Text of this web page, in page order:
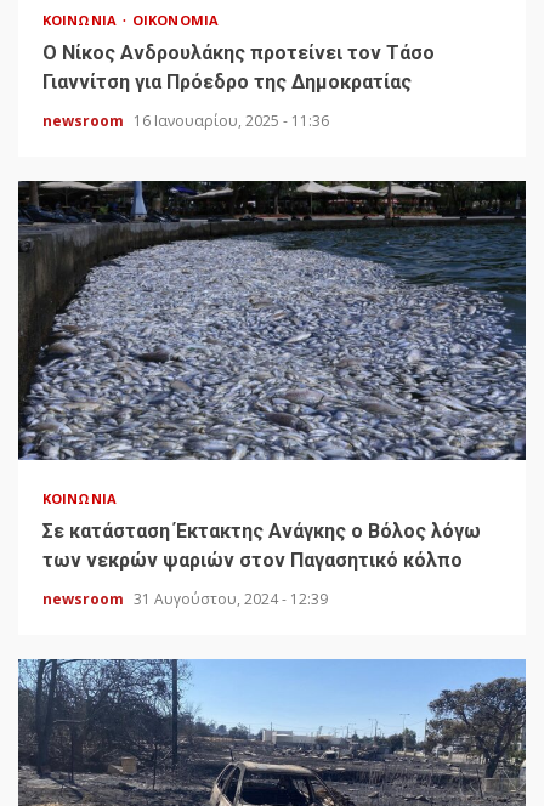
ΚΟΙΝΩΝΊΑ ΟΙΚΟΝΟΜΊΑ
Ο Νίκος Ανδρουλάκης προτείνει τον Τάσο
Γιαννίτση για Πρόεδρο της Δημοκρατίας
newsroom 16 Ιανουαρίου, 2025 - 11:36
ΚΟΙΝΩΝΊΑ
Σε κατάσταση Έκτακτης Ανάγκης ο Βόλος λόγω
των νεκρών ψαριών στον Παγασητικό κόλπο
newsroom 31 Αυγούστου, 2024 - 12:39